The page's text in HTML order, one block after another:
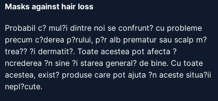
Masks against hair loss
Probabil c? mul?i dintre noi se confrunt? cu probleme
precum c?derea p?rului, p?r alb prematur sau scalp m?
trea?? ?i dermatit?. Toate acestea pot afecta ?
ncrederea ?n sine ?i starea general? de bine. Cu toate
acestea, exist? produse care pot ajuta ?n aceste situa?ii
nepl?cute.